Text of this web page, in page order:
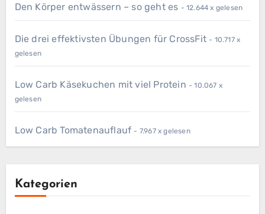
Den Körper entwässern – so geht es - 12.644 x gelesen
Die drei effektivsten Übungen für CrossFit - 10.717 x
gelesen
Low Carb Käsekuchen mit viel Protein - 10.067 x
gelesen
Low Carb Tomatenauflauf - 7.967 x gelesen
Kategorien